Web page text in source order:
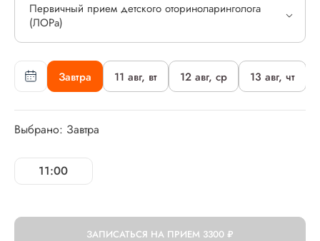
Завтра 11 авг, вт 12 авг, ср 13 авг, чт
Выбрано: Завтра
11:00
Первичный прием детского оториноларинголога
(ЛОРа)
ЗАПИСАТЬСЯ НА ПРИЕМ 3300 ₽